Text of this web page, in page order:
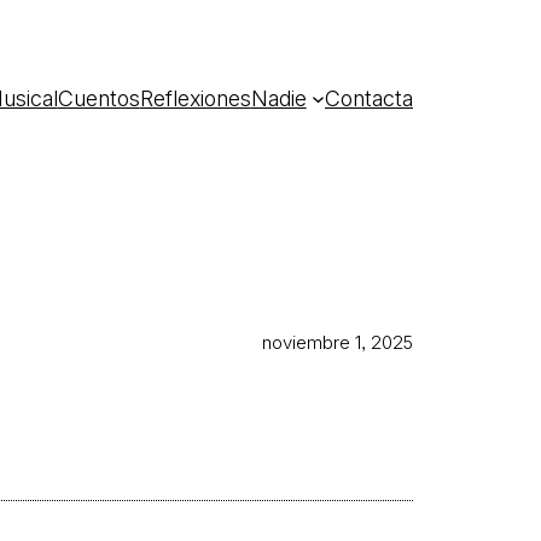
CuentosReflexionesNadie Contacta
noviembre 1, 2025